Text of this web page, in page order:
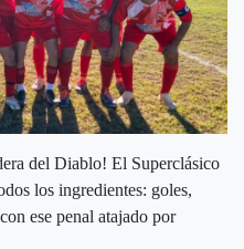
del Diablo! El Superclásico
los ingredientes: goles,
ese penal atajado por